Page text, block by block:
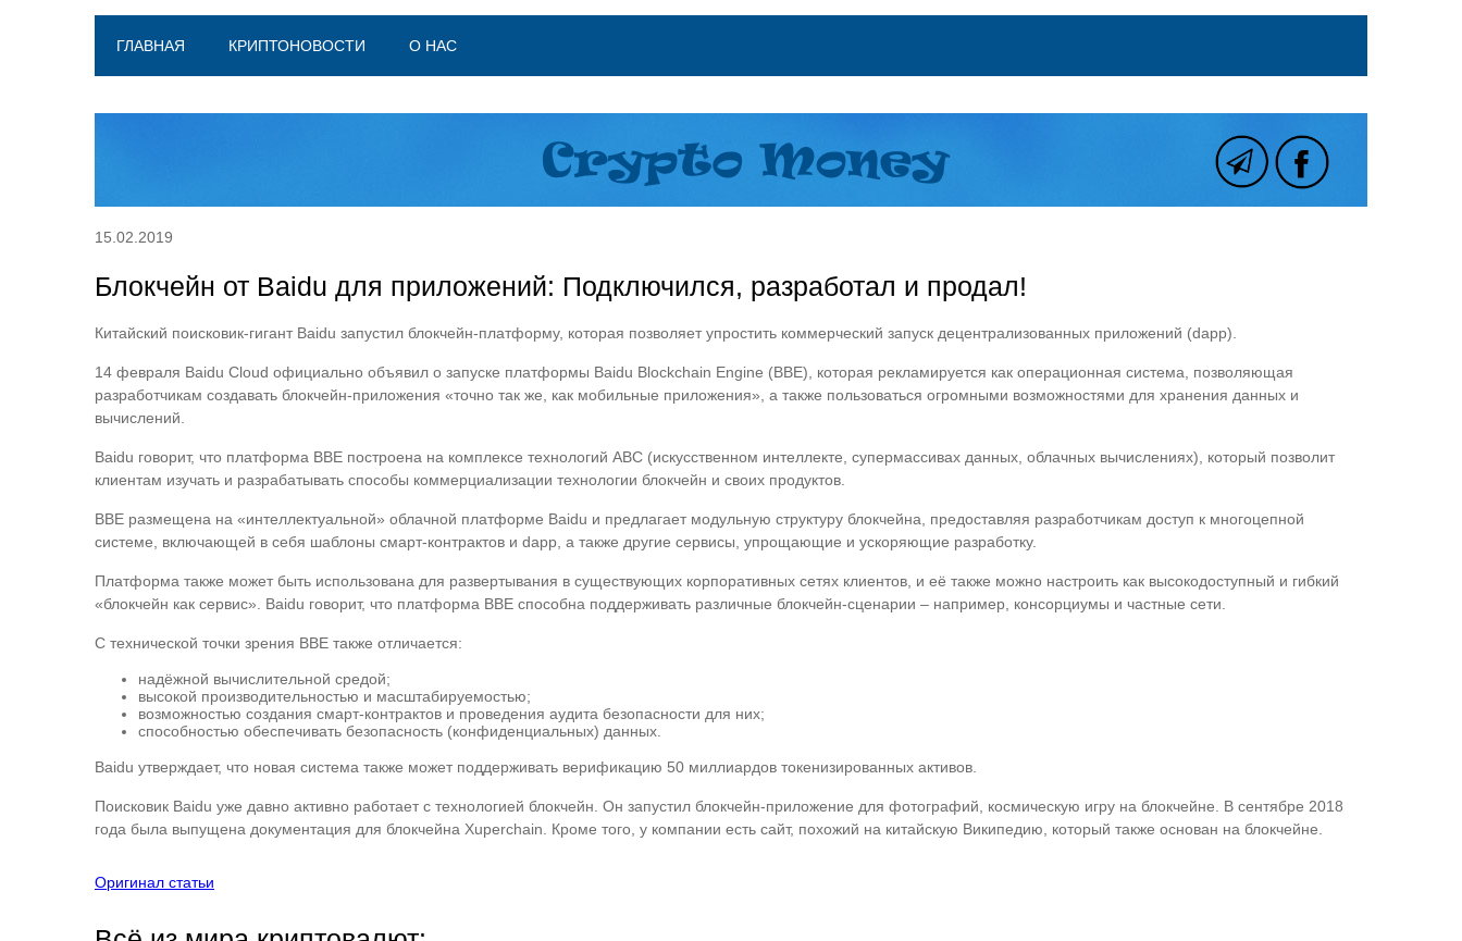
ГЛАВНАЯ КРИПТОНОВОСТИ О НАС
15.02.2019
Блокчейн от Baidu для приложений: Подключился, разработал и продал!
Китайский поисковик-гигант Baidu запустил блокчейн-платформу, которая позволяет упростить коммерческий запуск децентрализованных приложений (dapp).
14 февраля Baidu Cloud официально объявил о запуске платформы Baidu Blockchain Engine (BBE), которая рекламируется как операционная система, позволяющая
разработчикам создавать блокчейн-приложения «точно так же, как мобильные приложения», а также пользоваться огромными возможностями для хранения данных и
вычислений.
Baidu говорит, что платформа BBE построена на комплексе технологий ABC (искусственном интеллекте, супермассивах данных, облачных вычислениях), который позволит
клиентам изучать и разрабатывать способы коммерциализации технологии блокчейн и своих продуктов.
BBE размещена на «интеллектуальной» облачной платформе Baidu и предлагает модульную структуру блокчейна, предоставляя разработчикам доступ к многоцепной
системе, включающей в себя шаблоны смарт-контрактов и dapp, а также другие сервисы, упрощающие и ускоряющие разработку.
Платформа также может быть использована для развертывания в существующих корпоративных сетях клиентов, и её также можно настроить как высокодоступный и гибкий
«блокчейн как сервис». Baidu говорит, что платформа BBE способна поддерживать различные блокчейн-сценарии – например, консорциумы и частные сети.
С технической точки зрения BBE также отличается:
надёжной вычислительной средой;
высокой производительностью и масштабируемостью;
возможностью создания смарт-контрактов и проведения аудита безопасности для них;
способностью обеспечивать безопасность (конфиденциальных) данных.
Baidu утверждает, что новая система также может поддерживать верификацию 50 миллиардов токенизированных активов.
Поисковик Baidu уже давно активно работает с технологией блокчейн. Он запустил блокчейн-приложение для фотографий, космическую игру на блокчейне. В сентябре 2018
года была выпущена документация для блокчейна Xuperchain. Кроме того, у компании есть сайт, похожий на китайскую Википедию, который также основан на блокчейне.
Оригинал статьи